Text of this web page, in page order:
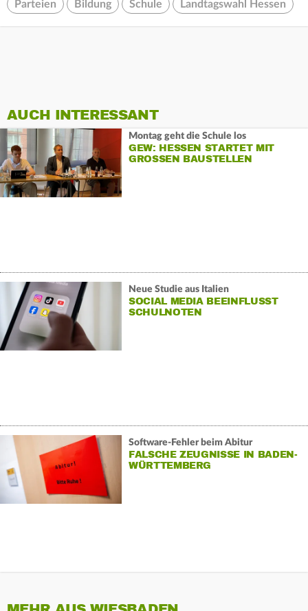
Parteien Bildung Schule Landtagswahl Hessen
AUCH INTERESSANT
Montag geht die Schule los
GEW: HESSEN STARTET MIT
GROSSEN BAUSTELLEN
Neue Studie aus Italien
SOCIAL MEDIA BEEINFLUSST
SCHULNOTEN
Software-Fehler beim Abitur
FALSCHE ZEUGNISSE IN BADEN-
WÜRTTEMBERG